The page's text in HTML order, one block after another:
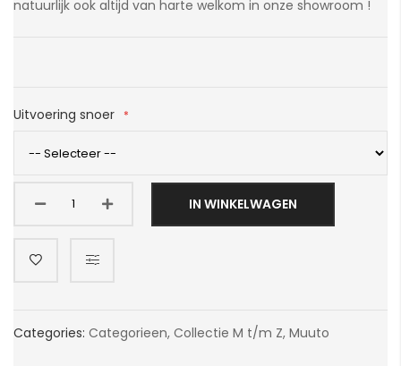
natuurlijk ook altijd van harte welkom in onze showroom !
Uitvoering snoer
IN WINKELWAGEN
Categories: Categorieen, Collectie M t/m Z, Muuto